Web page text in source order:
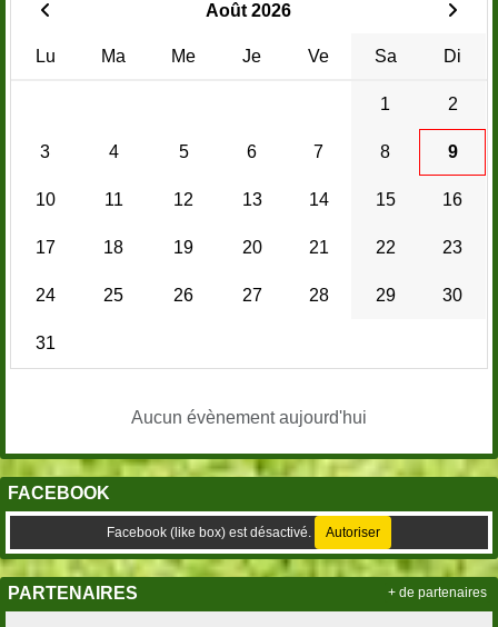
Août 2026
Lu Ma Me Je Ve Sa Di
1 2
3 4 5 6 7 8 9
10 11 12 13 14 15 16
17 18 19 20 21 22 23
24 25 26 27 28 29 30
31
Aucun évènement aujourd'hui
FACEBOOK
Facebook (like box) est désactivé. Autoriser
PARTENAIRES + de partenaires